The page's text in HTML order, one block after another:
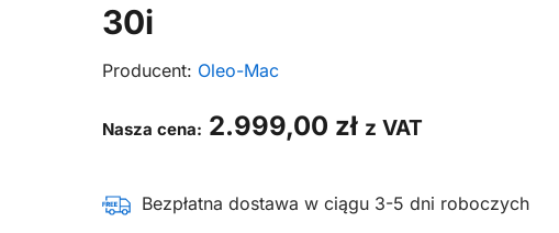
30i
Producent: Oleo-Mac
Nasza cena: 2.999,00 zł z VAT
Bezpłatna dostawa w ciągu 3-5 dni roboczych